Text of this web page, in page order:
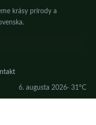
krásy prírody a
6. augusta 2026· 31°C